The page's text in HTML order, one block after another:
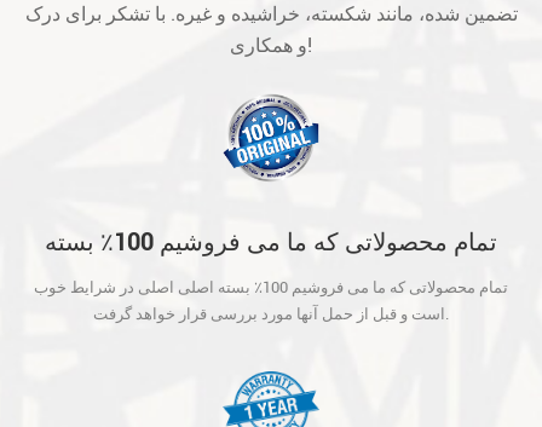
تضمین شده، مانند شکسته، خراشیده و غیره. با تشکر برای درک
و همکاری!
تمام محصولاتی که ما می فروشیم 100٪ بسته
آنها مورد بررسی قرار خواهد گرفت.
تمام محصولاتی که ما می فروشیم 100٪ بسته اصلی اصلی در شرایط خوب